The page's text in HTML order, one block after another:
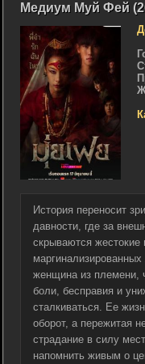
Медиум Муй Фей
История переносит
давности, где за
скрываются жестокие
женщина из племени,
боли, бесправия и
сталкиваться. Ее
оборот, а пережитая
страдание в силу
напомнить живым о